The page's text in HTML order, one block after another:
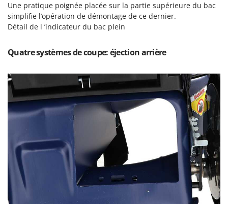
Silky
Simatech
Skil
Smartwood
Smeg
Snapper
Solidur
Spiralmac
Spring Protezione
Une pratique poignée placée sur la partie supérieure du bac
simplifie l’opération de démontage de ce dernier.
Détail de l ’indicateur du bac plein
Quatre systèmes de coupe: éjection arrière